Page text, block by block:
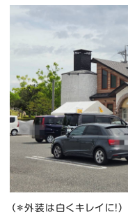
（＊外装は白くキレイに！）